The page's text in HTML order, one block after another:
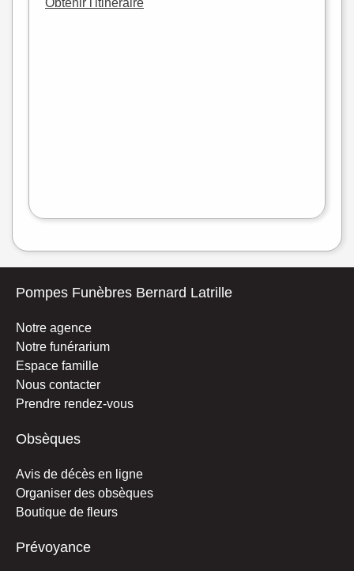
Pompes Funèbres Bernard Latrille
Notre agence
Notre funérarium
Espace famille
Nous contacter
Prendre rendez-vous
Obsèques
Avis de décès en ligne
Organiser des obsèques
Boutique de fleurs
Prévoyance